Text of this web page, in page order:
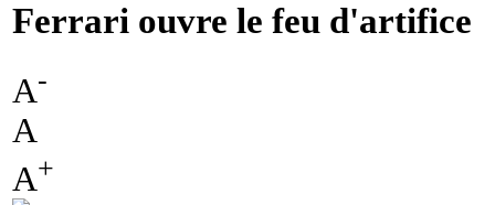
Ferrari ouvre le feu d'artifice
A-
A
A+